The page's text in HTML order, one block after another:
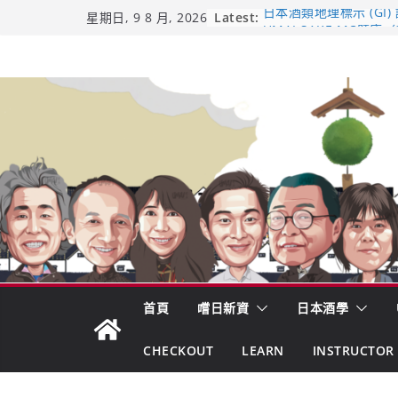
星期日, 9 8 月, 2026 Latest: 日本酒類地理標示 (GI)
【酒業商戰】130年老
市場！梅乃宿上市背後
龜之井酒造：口說上
吟釀的堅持與傳承 ～
首頁 嚐日新資 日本酒學
CHECKOUT LEARN